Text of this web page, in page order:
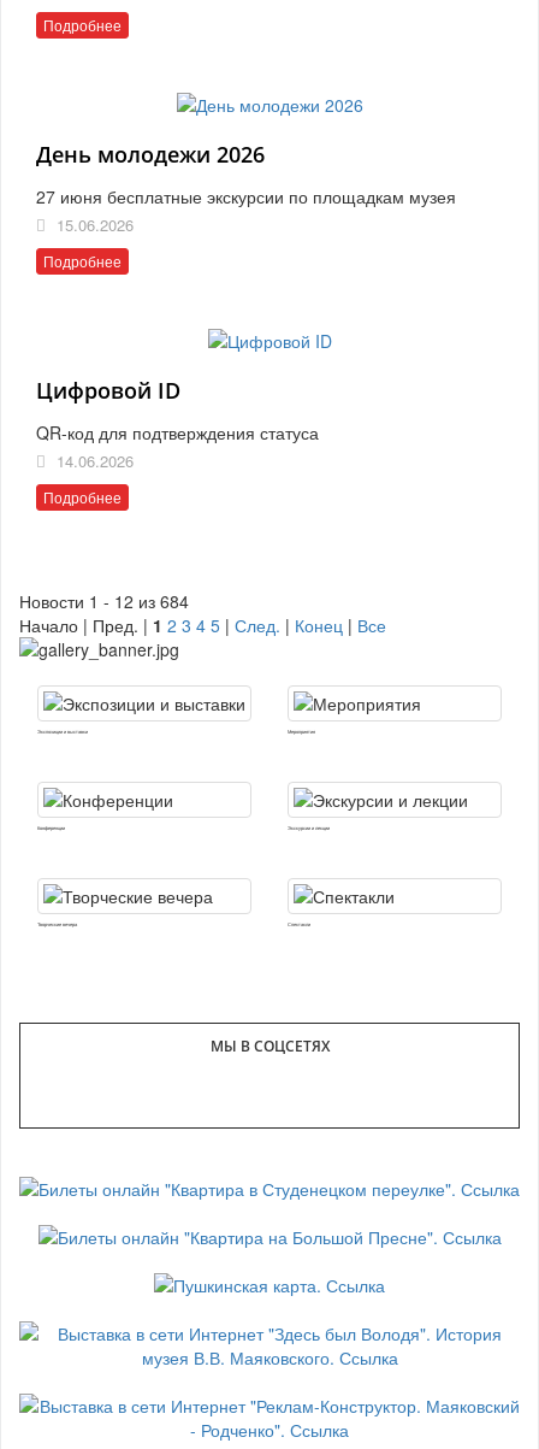
Подробнее
День молодежи 2026
27 июня бесплатные экскурсии по площадкам музея
15.06.2026
Подробнее
Цифровой ID
QR-код для подтверждения статуса
14.06.2026
Подробнее
Новости 1 - 12 из 684
Начало | Пред. | 1 2 3 4 5 | След. | Конец | Все
Экспозиции и выставки Мероприятия
Конференции Экскурсии и лекции
Творческие вечера Спектакли
МЫ В СОЦСЕТЯХ